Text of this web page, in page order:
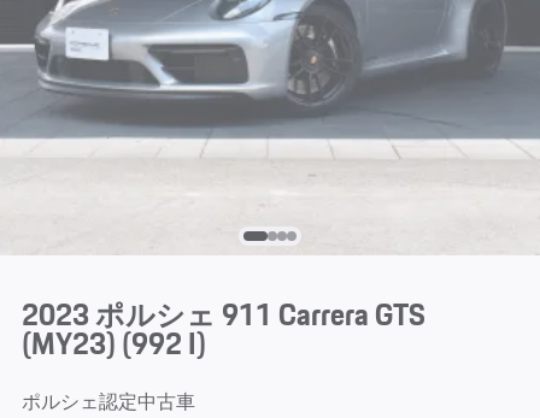
2023 ポルシェ 911 Carrera GTS
(MY23)(992 I)
ポルシェ認定中古車